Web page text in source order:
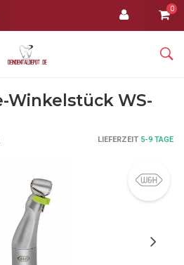
0
Winkelstück WS-
LIEFERZEIT 5-9 TAGE